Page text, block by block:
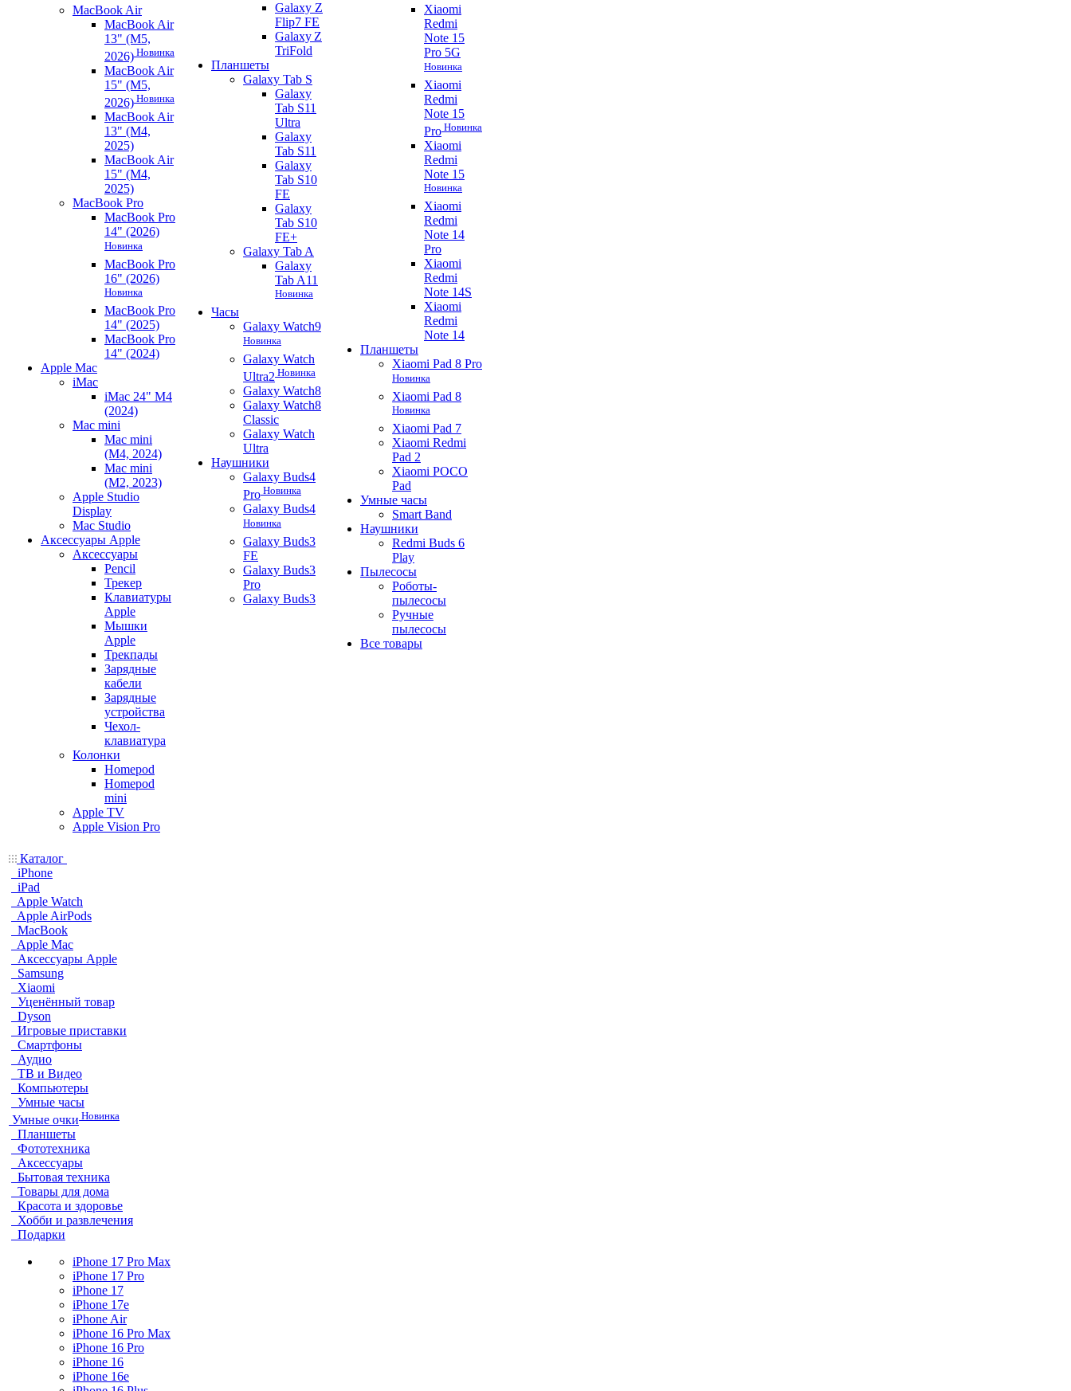
MacBook Air
MacBook Air
13" (M5,
2026) Новинка
MacBook Air
15" (M5,
2026) Новинка
MacBook Air
13" (M4,
2025)
MacBook Air
15" (M4,
2025)
MacBook Pro
MacBook Pro
14" (2026)
Новинка
MacBook Pro
16" (2026)
Новинка
MacBook Pro
14" (2025)
MacBook Pro
14" (2024)
Apple Mac
iMac
iMac 24" M4
(2024)
Mac mini
Mac mini
(M4, 2024)
Mac mini
(M2, 2023)
Apple Studio
Display
Mac Studio
Аксессуары Apple
Аксессуары
Pencil
Трекер
Клавиатуры
Apple
Мышки
Apple
Трекпады
Зарядные
кабели
Зарядные
устройства
Чехол-
клавиатура
Колонки
Homepod
Homepod
mini
Apple TV
Apple Vision Pro
Galaxy Z
Flip7 FE
Galaxy Z
TriFold
Планшеты
Galaxy Tab S
Galaxy
Tab S11
Ultra
Galaxy
Tab S11
Galaxy
Tab S10
FE
Galaxy
Tab S10
FE+
Galaxy Tab A
Galaxy
Tab A11
Новинка
Часы
Galaxy Watch9
Новинка
Galaxy Watch
Ultra2 Новинка
Galaxy Watch8
Galaxy Watch8
Classic
Galaxy Watch
Ultra
Наушники
Galaxy Buds4
Pro Новинка
Galaxy Buds4
Новинка
Galaxy Buds3
FE
Galaxy Buds3
Pro
Galaxy Buds3
Xiaomi
Redmi
Note 15
Pro 5G
Новинка
Xiaomi
Redmi
Note 15
Pro Новинка
Xiaomi
Redmi
Note 15
Новинка
Xiaomi
Redmi
Note 14
Pro
Xiaomi
Redmi
Note 14S
Xiaomi
Redmi
Note 14
Планшеты
Xiaomi Pad 8 Pro
Новинка
Xiaomi Pad 8
Новинка
Xiaomi Pad 7
Xiaomi Redmi
Pad 2
Xiaomi POCO
Pad
Умные часы
Smart Band
Наушники
Redmi Buds 6
Play
Пылесосы
Роботы-
пылесосы
Ручные
пылесосы
Все товары
Каталог
iPhone
iPad
Apple Watch
Apple AirPods
MacBook
Apple Mac
Аксессуары Apple
Samsung
Xiaomi
Уценённый товар
Dyson
Игровые приставки
Смартфоны
Аудио
ТВ и Видео
Компьютеры
Умные часы
Умные очки Новинка
Планшеты
Фототехника
Аксессуары
Бытовая техника
Товары для дома
Красота и здоровье
Хобби и развлечения
Подарки
iPhone 17 Pro Max
iPhone 17 Pro
iPhone 17
iPhone 17e
iPhone Air
iPhone 16 Pro Max
iPhone 16 Pro
iPhone 16
iPhone 16e